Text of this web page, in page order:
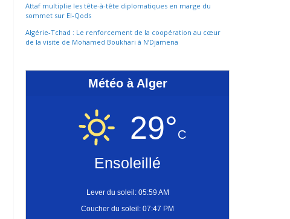
Attaf multiplie les tête-à-tête diplomatiques en marge du
sommet sur El-Qods
Algérie-Tchad : Le renforcement de la coopération au cœur
de la visite de Mohamed Boukhari à N’Djamena
Météo à Alger
29°C
Ensoleillé
Lever du soleil: 05:59 AM
Coucher du soleil: 07:47 PM